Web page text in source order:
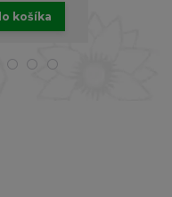
košíka